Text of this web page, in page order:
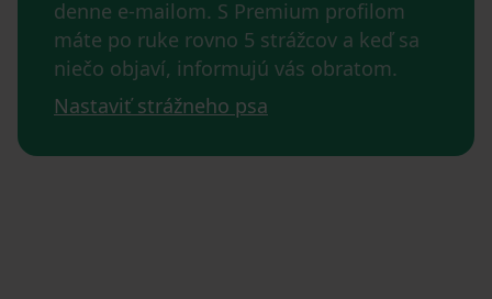
denne e-mailom. S Premium profilom
máte po ruke rovno 5 strážcov a keď sa
niečo objaví, informujú vás obratom.
Nastaviť strážneho psa